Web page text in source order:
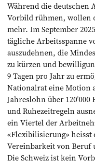
Während die deutschen
Vorbild rühmen, wollen
mehr. Im September
tägliche Arbeitsspanne
auszudehnen, die
zu kürzen und
9 Tagen pro Jahr zu
Nationalrat eine Motion
Jahreslohn über
und Ruhezeitregeln
ein Viertel der
«Flexibilisierung» heisst
Vereinbarkeit von Beruf
Die Schweiz ist kein